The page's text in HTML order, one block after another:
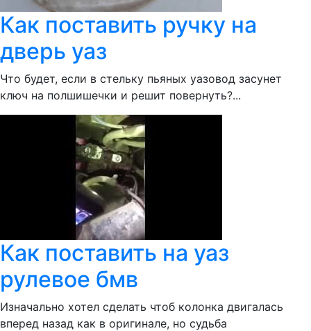
Как поставить ручку на
дверь уаз
Что будет, если в стельку пьяных уазовод засунет
ключ на полшишечки и решит повернуть?...
Как поставить на уаз
рулевое бмв
Изначально хотел сделать чтоб колонка двигалась
вперед назад как в оригинале, но судьба